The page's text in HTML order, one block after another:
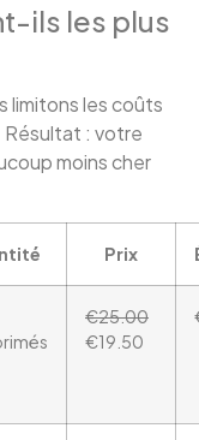
ils les plus
limitons les coûts
Résultat : votre
moins cher
Prix
€25.00
€19.50